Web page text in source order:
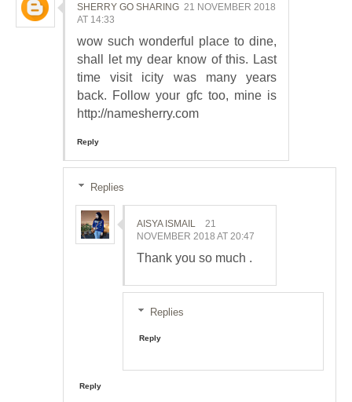
SHERRY GO SHARING 21 NOVEMBER 2018
AT 14:33
wow such wonderful place to dine,
shall let my dear know of this. Last
time visit icity was many years
back. Follow your gfc too, mine is
http://namesherry.com
Reply
Replies
AISYA ISMAIL
21
NOVEMBER 2018 AT 20:47
Thank you so much .
Replies
Reply
Reply